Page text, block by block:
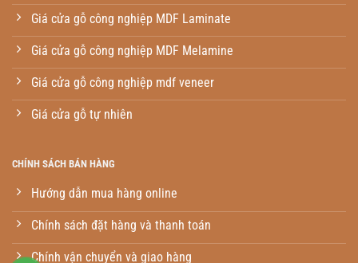
Giá cửa gỗ công nghiệp MDF Laminate
Giá cửa gỗ công nghiệp MDF Melamine
Giá cửa gỗ công nghiệp mdf veneer
Giá cửa gỗ tự nhiên
CHÍNH SÁCH BÁN HÀNG
Hướng dẫn mua hàng online
Chính sách đặt hàng và thanh toán
Chính vận chuyển và giao hàng